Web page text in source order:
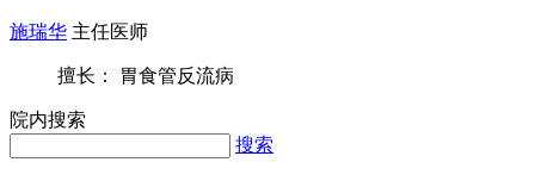
施瑞华 主任医师
擅长： 胃食管反流病
院内搜索
搜索